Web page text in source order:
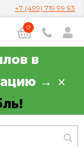
+7 (499) 719 99 93
0
в
→